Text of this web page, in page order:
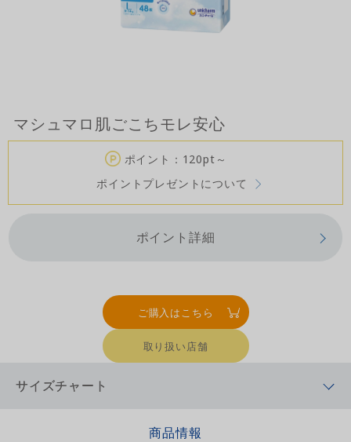
マシュマロ肌ごこちモレ安心
ポイント：120pt～
ポイントプレゼントについて
ポイント詳細
ご購入はこちら
取り扱い店舗
サイズチャート
商品情報